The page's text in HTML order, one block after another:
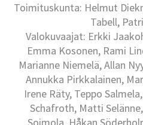
Toimituskunta: Helmut
Tabell,
Valokuvaajat: Erkki
Emma Kosonen, Rami
Marianne Niemelä, Allan
Annukka Pirkkalainen,
Irene Räty, Teppo
Schafroth, Matti